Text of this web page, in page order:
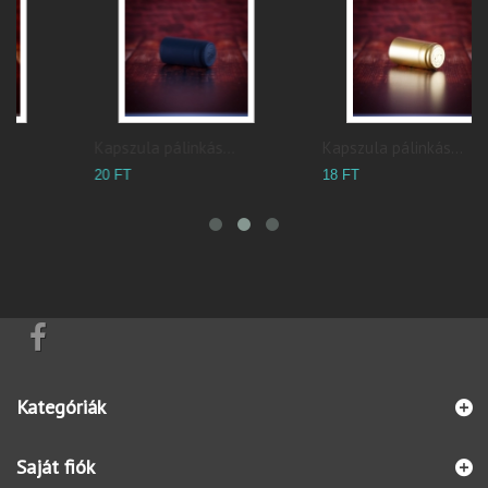
Kategóriák
Saját fiók